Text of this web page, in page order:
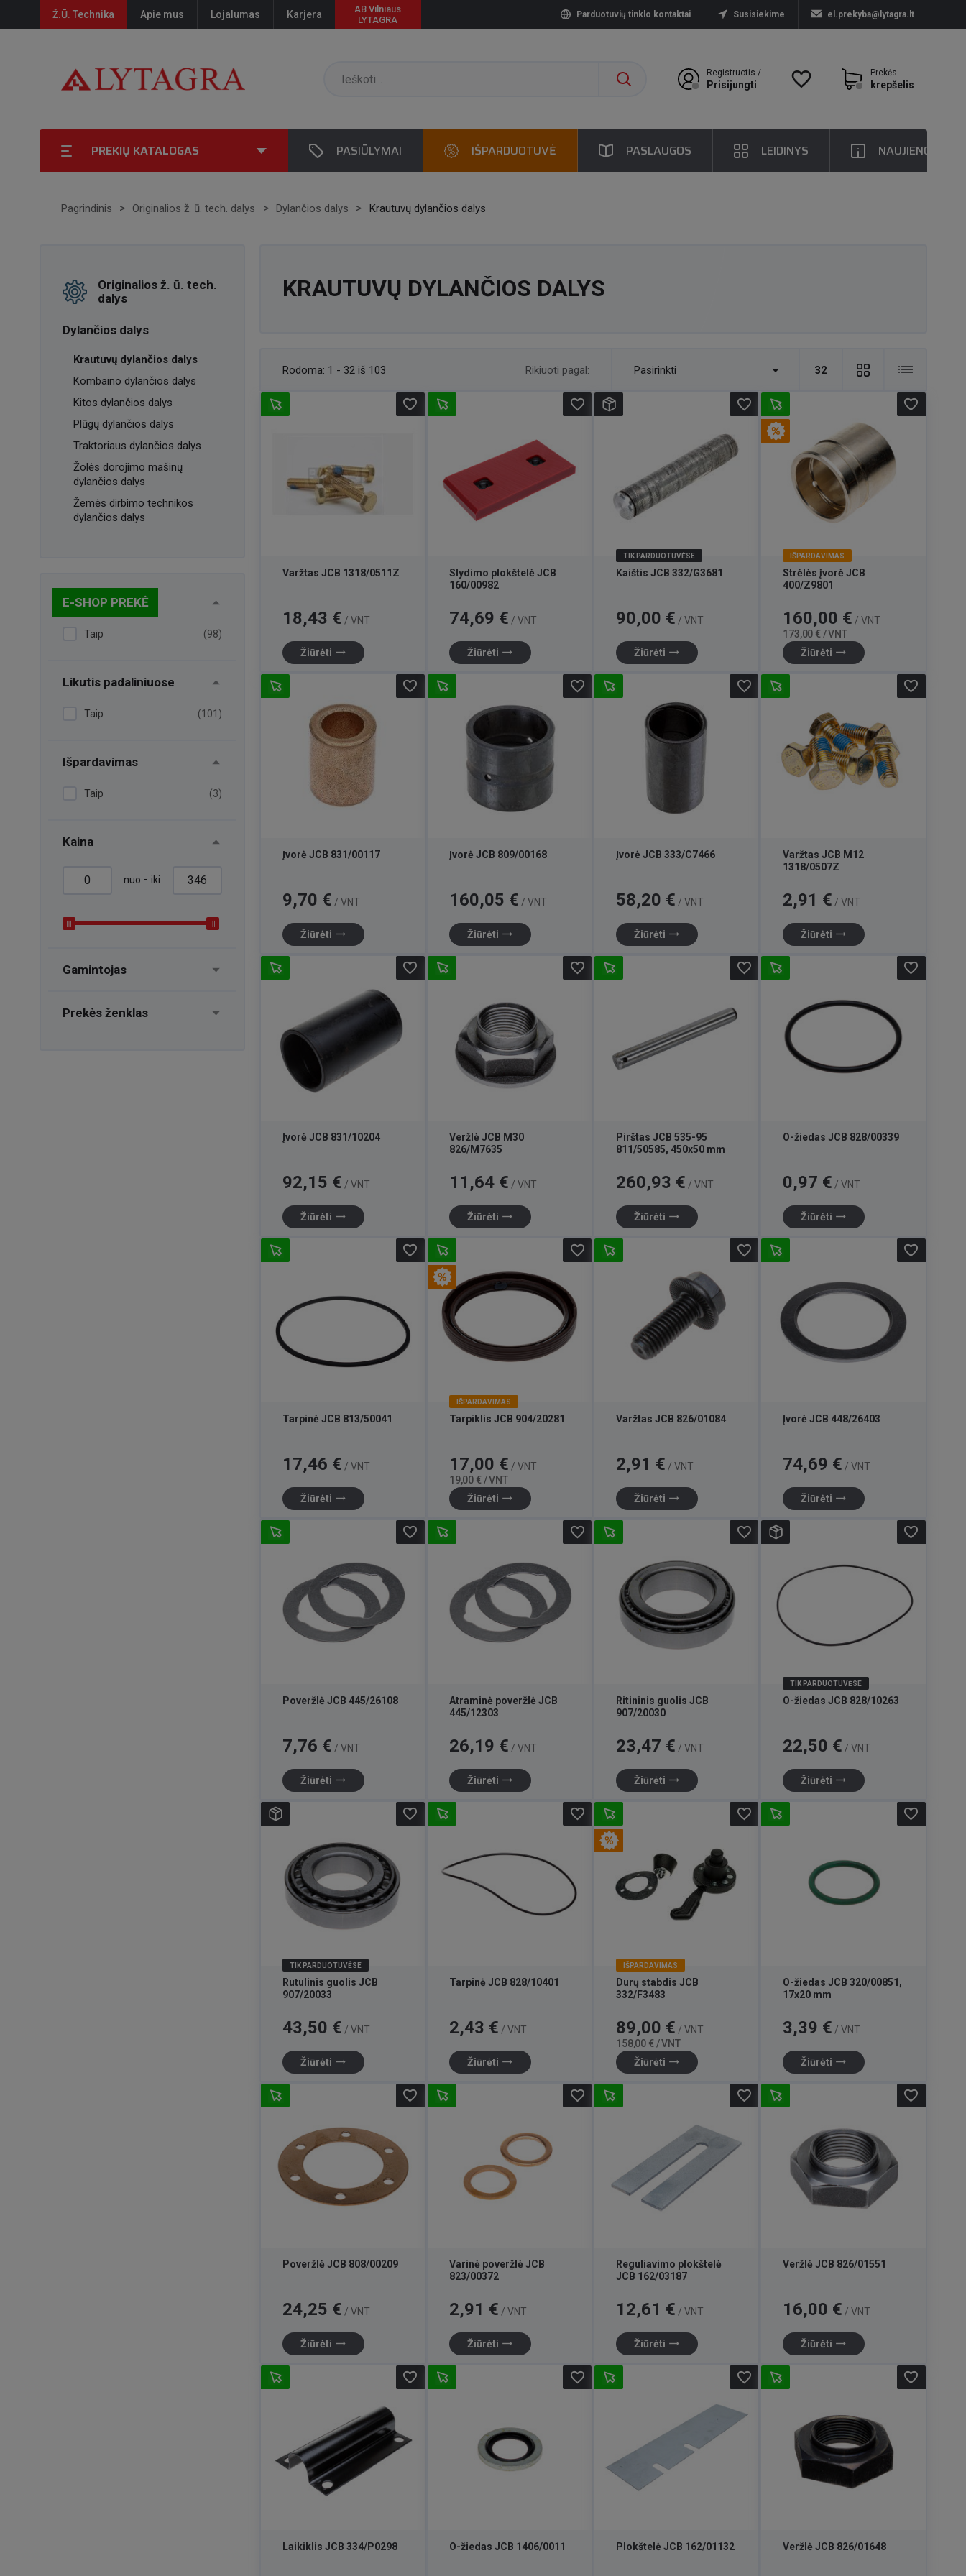
Ž.Ū. Technika Apie mus Lojalumas Karjera
AB Vilniaus
LYTAGRA
Parduotuvių tinklo kontaktai Susisiekime el.prekyba@lytagra.lt
Prekės
krepšelis
favorite_border
Registruotis /
Prisijungti
PREKIŲ KATALOGAS PASIŪLYMAI IŠPARDUOTUVĖ PASLAUGOS LEIDINYS NAUJIENOS
Pagrindinis Originalios ž. ū. tech. dalys Dylančios dalys Krautuvų dylančios dalys
Originalios ž. ū. tech.
dalys
Dylančios dalys
Krautuvų dylančios dalys
Kombaino dylančios dalys
Kitos dylančios dalys
Plūgų dylančios dalys
Traktoriaus dylančios dalys
Žolės dorojimo mašinų
dylančios dalys
Žemės dirbimo technikos
dylančios dalys
E-SHOP PREKĖ
Taip (98)
Likutis padaliniuose
Taip (101)
Išpardavimas
Taip (3)
Kaina
nuo - iki
Gamintojas
Prekės ženklas
KRAUTUVŲ DYLANČIOS DALYS
Rodoma: 1 - 32 iš 103 32
Rikiuoti pagal: Pasirinkti 
Varžtas JCB 1318/0511Z
Kaina
18,43 € / VNT
Žiūrėti trending_flat
favorite_border
Slydimo plokštelė JCB
160/00982
Kaina
74,69 € / VNT
Žiūrėti trending_flat
favorite_border
TIK PARDUOTUVĖSE
Kaištis JCB 332/G3681
Kaina
90,00 € / VNT
Žiūrėti trending_flat
favorite_border
IŠPARDAVIMAS
Strėlės įvorė JCB
400/Z9801
Kaina
160,00 € / VNT
173,00 € / VNT
Žiūrėti trending_flat
favorite_border
Įvorė JCB 831/00117
Kaina
9,70 € / VNT
Žiūrėti trending_flat
favorite_border
Įvorė JCB 809/00168
Kaina
160,05 € / VNT
Žiūrėti trending_flat
favorite_border
Įvorė JCB 333/C7466
Kaina
58,20 € / VNT
Žiūrėti trending_flat
favorite_border
Varžtas JCB M12
1318/0507Z
Kaina
2,91 € / VNT
Žiūrėti trending_flat
favorite_border
Įvorė JCB 831/10204
Kaina
92,15 € / VNT
Žiūrėti trending_flat
favorite_border
Veržlė JCB M30
826/M7635
Kaina
11,64 € / VNT
Žiūrėti trending_flat
favorite_border
Pirštas JCB 535-95
811/50585, 450x50 mm
Kaina
260,93 € / VNT
Žiūrėti trending_flat
favorite_border
O-žiedas JCB 828/00339
Kaina
0,97 € / VNT
Žiūrėti trending_flat
favorite_border
Tarpinė JCB 813/50041
Kaina
17,46 € / VNT
Žiūrėti trending_flat
favorite_border
IŠPARDAVIMAS
Tarpiklis JCB 904/20281
Kaina
17,00 € / VNT
19,00 € / VNT
Žiūrėti trending_flat
favorite_border
Varžtas JCB 826/01084
Kaina
2,91 € / VNT
Žiūrėti trending_flat
favorite_border
Įvorė JCB 448/26403
Kaina
74,69 € / VNT
Žiūrėti trending_flat
favorite_border
Poveržlė JCB 445/26108
Kaina
7,76 € / VNT
Žiūrėti trending_flat
favorite_border
Atraminė poveržlė JCB
445/12303
Kaina
26,19 € / VNT
Žiūrėti trending_flat
favorite_border
Ritininis guolis JCB
907/20030
Kaina
23,47 € / VNT
Žiūrėti trending_flat
favorite_border
TIK PARDUOTUVĖSE
O-žiedas JCB 828/10263
Kaina
22,50 € / VNT
Žiūrėti trending_flat
favorite_border
TIK PARDUOTUVĖSE
Rutulinis guolis JCB
907/20033
Kaina
43,50 € / VNT
Žiūrėti trending_flat
favorite_border
Tarpinė JCB 828/10401
Kaina
2,43 € / VNT
Žiūrėti trending_flat
favorite_border
IŠPARDAVIMAS
Durų stabdis JCB
332/F3483
Kaina
89,00 € / VNT
158,00 € / VNT
Žiūrėti trending_flat
favorite_border
O-žiedas JCB 320/00851,
17x20 mm
Kaina
3,39 € / VNT
Žiūrėti trending_flat
favorite_border
Poveržlė JCB 808/00209
Kaina
24,25 € / VNT
Žiūrėti trending_flat
favorite_border
Varinė poveržlė JCB
823/00372
Kaina
2,91 € / VNT
Žiūrėti trending_flat
favorite_border
Reguliavimo plokštelė
JCB 162/03187
Kaina
12,61 € / VNT
Žiūrėti trending_flat
favorite_border
Veržlė JCB 826/01551
Kaina
16,00 € / VNT
Žiūrėti trending_flat
favorite_border
Laikiklis JCB 334/P0298
favorite_border
O-žiedas JCB 1406/0011
favorite_border
Plokštelė JCB 162/01132
favorite_border
Veržlė JCB 826/01648
favorite_border